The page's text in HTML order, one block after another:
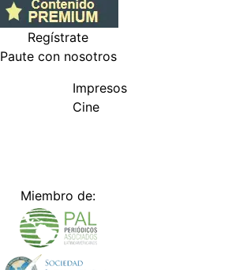
Regístrate
Paute con nosotros
Impresos
Cine
Miembro de: